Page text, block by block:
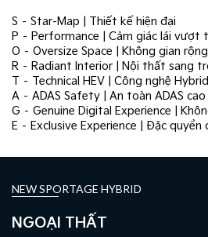
S – Star-Map | Thiết kế hiện đại
P – Performance | Cảm giác lái vượt
O – Oversize Space | Không gian
R – Radiant Interior | Nội thất sang
T – Technical HEV | Công nghệ
A – ADAS Safety | An toàn ADAS cao
G – Genuine Digital Experience |
E – Exclusive Experience | Đặc quyền
NEW SPORTAGE HYBRID
NGOẠI THẤT